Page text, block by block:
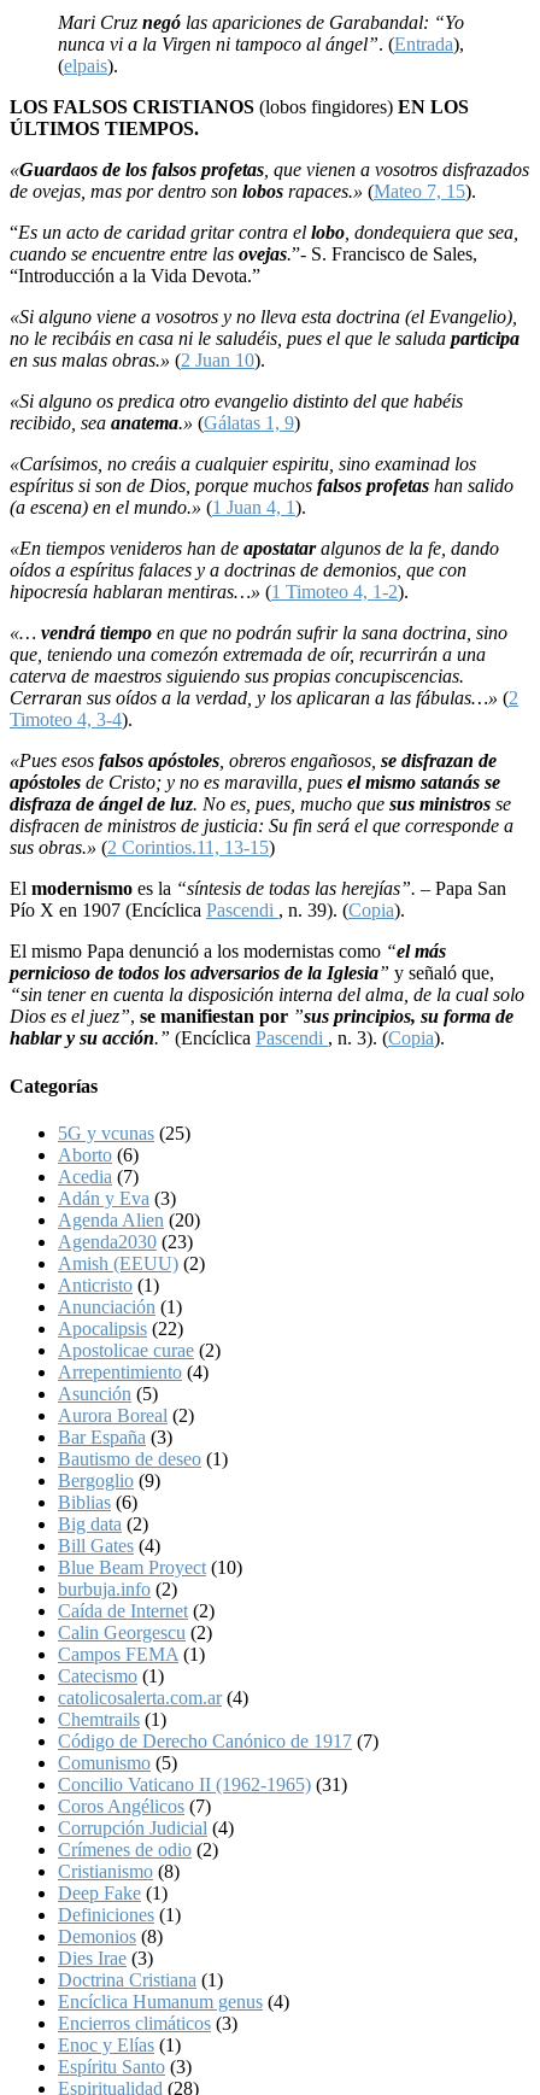
Mari Cruz negó las apariciones de Garabandal: “Yo
nunca vi a la Virgen ni tampoco al ángel”. (Entrada),
(elpais).
LOS FALSOS CRISTIANOS (lobos fingidores) EN LOS
ÚLTIMOS TIEMPOS.
«Guardaos de los falsos profetas , que vienen a vosotros disfrazados
de ovejas, mas por dentro son lobos rapaces.» (Mateo 7, 15).
“Es un acto de caridad gritar contra el lobo , dondequiera que sea,
cuando se encuentre entre las ovejas.”- S. Francisco de Sales,
“Introducción a la Vida Devota.”
«Si alguno viene a vosotros y no lleva esta doctrina (el Evangelio),
no le recibáis en casa ni le saludéis, pues el que le saluda participa
en sus malas obras.» (2 Juan 10).
«Si alguno os predica otro evangelio distinto del que habéis
recibido, sea anatema.» (Gálatas 1, 9)
«Carísimos, no creáis a cualquier espiritu, sino examinad los
espíritus si son de Dios, porque muchos falsos profetas han salido
(a escena) en el mundo.» (1 Juan 4, 1).
«En tiempos venideros han de apostataralgunos de la fe, dando
oídos a espíritus falaces y a doctrinas de demonios, que con
hipocresía hablaran mentiras…» (1 Timoteo 4, 1-2).
«… vendrá tiempo en que no podrán sufrir la sana doctrina, sino
que, teniendo una comezón extremada de oír, recurrirán a una
caterva de maestros siguiendo sus propias concupiscencias.
Cerraran sus oídos a la verdad, y los aplicaran a las fábulas…» (2
Timoteo 4, 3-4).
«Pues esos falsos apóstoles , obreros engañosos, se disfrazan de
apóstoles de Cristo; y no es maravilla, pues el mismo satanás se
disfraza de ángel de luz. No es, pues, mucho que sus ministros se
disfracen de ministros de justicia: Su fin será el que corresponde a
sus obras.» (2 Corintios.11, 13-15)
El modernismo es la “síntesis de todas las herejías”. – Papa San
Pío X en 1907 (Encíclica Pascendi , n. 39). (Copia).
El mismo Papa denunció a los modernistas como “el más
pernicioso de todos los adversarios de la Iglesia” y señaló que,
“sin tener en cuenta la disposición interna del alma, de la cual solo
Dios es el juez”, se manifiestan por ”sus principios, su forma de
hablar y su acción.” (Encíclica Pascendi , n. 3). (Copia).
Categorías
5G y vcunas (25)
Aborto (6)
Acedia (7)
Adán y Eva (3)
Agenda Alien (20)
Agenda2030 (23)
Amish (EEUU) (2)
Anticristo (1)
Anunciación (1)
Apocalipsis (22)
Apostolicae curae (2)
Arrepentimiento (4)
Asunción (5)
Aurora Boreal (2)
Bar España (3)
Bautismo de deseo (1)
Bergoglio (9)
Biblias (6)
Big data (2)
Bill Gates (4)
Blue Beam Proyect (10)
burbuja.info (2)
Caída de Internet (2)
Calin Georgescu (2)
Campos FEMA (1)
Catecismo (1)
catolicosalerta.com.ar(4)
Chemtrails (1)
Código de Derecho Canónico de 1917 (7)
Comunismo (5)
Concilio Vaticano II (1962-1965) (31)
Coros Angélicos (7)
Corrupción Judicial (4)
Crímenes de odio (2)
Cristianismo (8)
Deep Fake (1)
Definiciones (1)
Demonios (8)
Dies Irae (3)
Doctrina Cristiana (1)
Encíclica Humanum genus (4)
Encierros climáticos (3)
Enoc y Elías (1)
Espíritu Santo (3)
Espiritualidad (28)